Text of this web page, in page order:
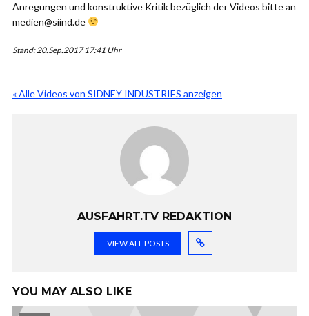
Anregungen und konstruktive Kritik bezüglich der Videos bitte an
medien@siind.de
Stand: 20.Sep.2017 17:41 Uhr
« Alle Videos von SIDNEY INDUSTRIES anzeigen
AUSFAHRT.TV REDAKTION
VIEW ALL POSTS
YOU MAY ALSO LIKE